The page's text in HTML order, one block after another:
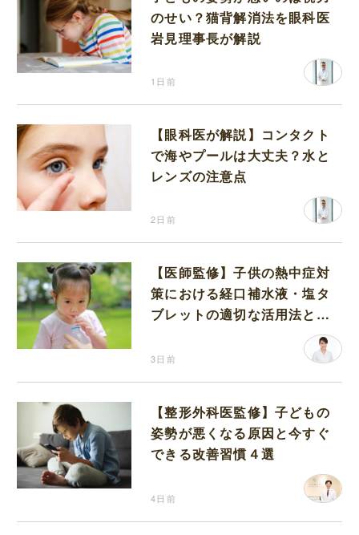
のせい？猫背解消法を眼科医
岩見理事長が解説
1日前
【眼科医が解説】コンタクト
で海やプールは大丈夫？水と
レンズの注意点
2日前
【医師監修】子供の熱中症対
策における経口補水液・塩タ
ブレットの適切な活用法と水
3日前
【整形外科医監修】子どもの
姿勢が悪くなる原因と今すぐ
できる改善習慣４選
4日前